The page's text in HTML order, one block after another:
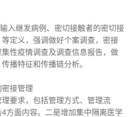
入继发病例、密切接触者的密切接
定义，强调做好个案调查，密接
性疫情调查及调查信息报告，做
播特征和传播链分析。
接管理
要求，包括管理方式、管理流
4方面内容。二是增加集中隔离医学